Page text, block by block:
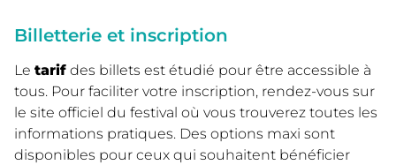
Billetterie et inscription
Le tarif des billets est étudié pour être accessible à
tous. Pour faciliter votre inscription, rendez-vous sur
le site officiel du festival où vous trouverez toutes les
informations pratiques. Des options maxi sont
disponibles pour ceux qui souhaitent bénéficier